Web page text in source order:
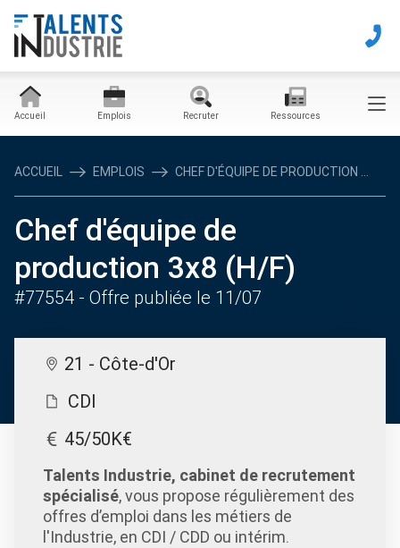
Accueil Emplois Recruter Ressources
ACCUEIL EMPLOIS CHEF D'ÉQUIPE DE PRODUCTION ...
Chef d'équipe de
production 3x8 (H/F)
#77554 - Offre publiée le 11/07
21 - Côte-d'Or
CDI
45/50K€
Talents Industrie, cabinet de recrutement
spécialisé, vous propose régulièrement des
offres d’emploi dans les métiers de
l'Industrie, en CDI / CDD ou intérim.